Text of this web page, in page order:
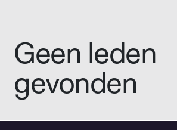
Geen leden
gevonden